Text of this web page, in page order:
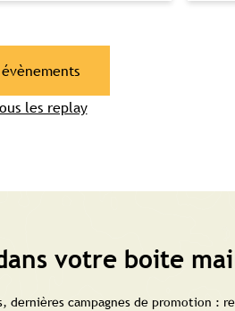
les replay
votre boite
dernières campagnes de promotion :